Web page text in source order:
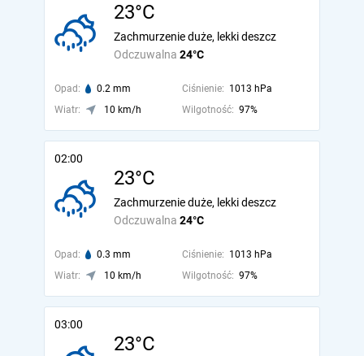
23°C
Odczuwalna 24°C
Zachmurzenie duże, lekki deszcz
Opad: 0.2 mm Ciśnienie: 1013 hPa
Wiatr:
10 km/h Wilgotność: 97%
02:00
23°C
Odczuwalna 24°C
Zachmurzenie duże, lekki deszcz
Opad: 0.3 mm Ciśnienie: 1013 hPa
Wiatr:
10 km/h Wilgotność: 97%
03:00
23°C